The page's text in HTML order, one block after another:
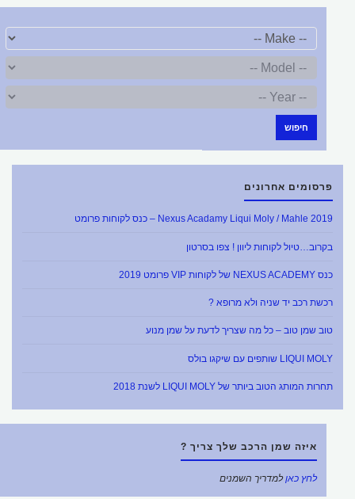
חיפוש
פרסומים אחרונים
Nexus Acadamy Liqui Moly / Mahle 2019 – כנס לקוחות פרומט
בקרוב…טיול לקוחות ליוון ! צפו בסרטון
כנס NEXUS ACADEMY של לקוחות VIP פרומט 2019
רכשת רכב יד שניה ולא מרופא ?
טוב שמן טוב – כל מה שצריך לדעת על שמן מנוע
LIQUI MOLY שותפים עם שיקגו בולס
תחרות המותג הטוב ביותר של LIQUI MOLY לשנת 2018
איזה שמן הרכב שלך צריך ?
לחץ כאןלמדריך השמנים